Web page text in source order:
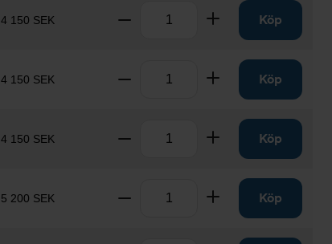
4 150 SEK Ta bort Lägg tillKöp
4 150 SEK Ta bort Lägg tillKöp
4 150 SEK Ta bort Lägg tillKöp
5 200 SEK Ta bort Lägg tillKöp